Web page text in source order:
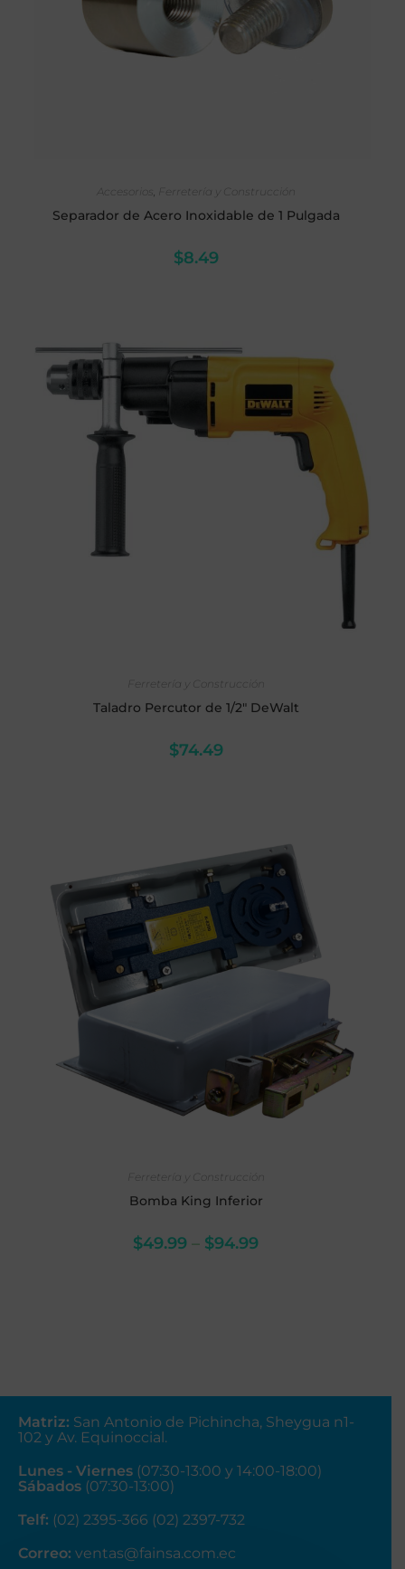
Accesorios
Ferretería y Construcción
Separador de Acero Inoxidable de 1 Pulgada
$8.49
Ferretería y Construcción
Taladro Percutor de 1/2" DeWalt
$74.49
Ferretería y Construcción
Bomba King Inferior
$49.99 – $94.99
Matriz: San Antonio de Pichincha, Sheygua n1-
102 y Av. Equinoccial.
Lunes - Viernes (07:30-13:00 y 14:00-18:00)
Sábados (07:30-13:00)
Telf: (02) 2395-366 (02) 2397-732
Correo: ventas@fainsa.com.ec